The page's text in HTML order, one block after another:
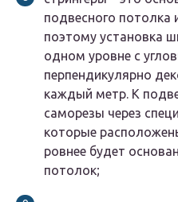
подвесного потолка
поэтому установка
одном уровне с
перпендикулярно
каждый метр. К
саморезы через
которые
ровнее будет
потолок;